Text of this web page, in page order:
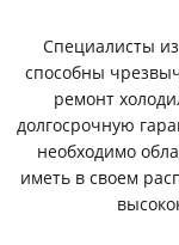
Специалисты
способны
ремонт
долгосрочную
необходимо
иметь в своем